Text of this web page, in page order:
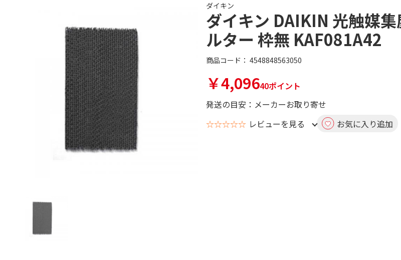
ダイキン
ダイキン DAIKIN 光触媒集
ルター 枠無 KAF081A42
商品コード： 4548848563050
￥4,09640ポイント
発送の目安：メーカーお取り寄せ
☆☆☆☆☆ レビューを見る お気に入り追加